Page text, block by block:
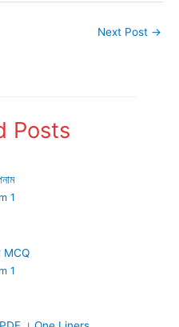
Next Post →
Posts
1
MCQ
1